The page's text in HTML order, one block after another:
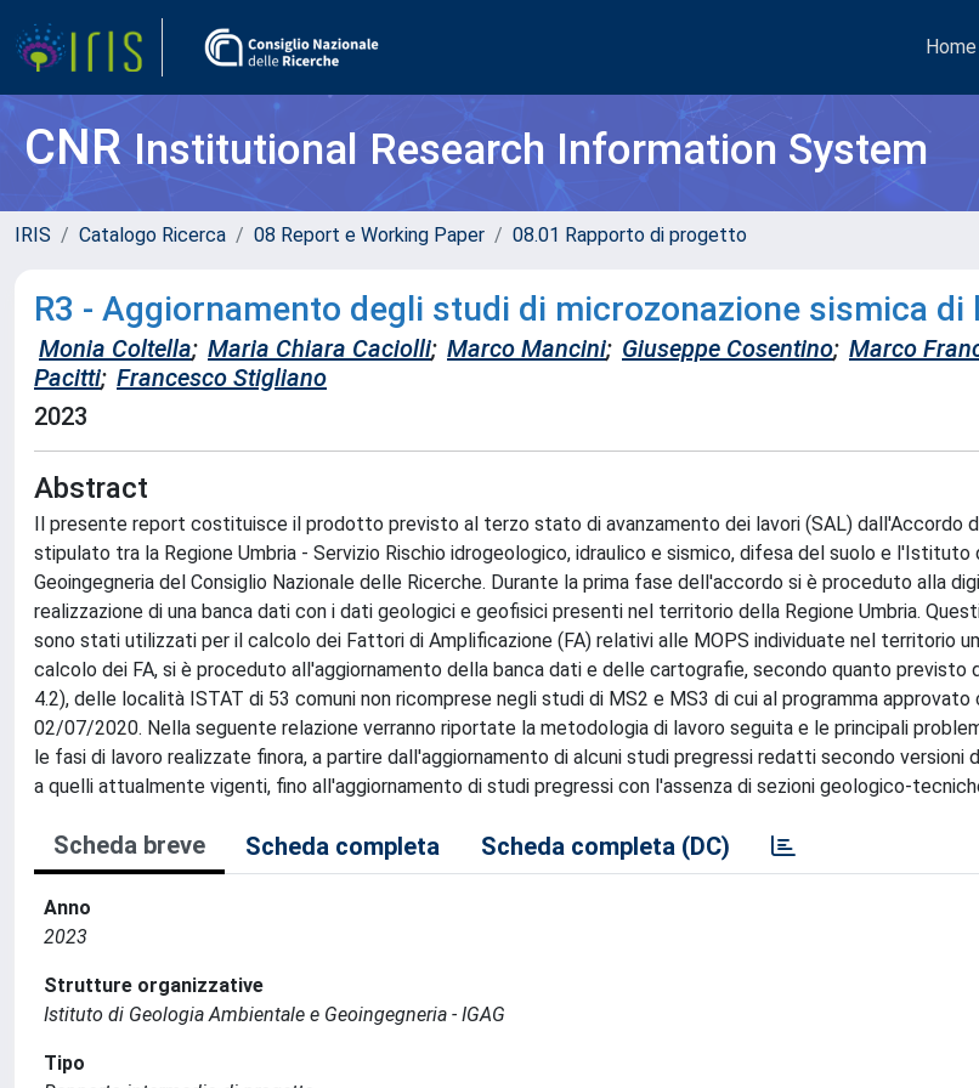
Home
CNRInstitutional Research Information System
IRIS Catalogo Ricerca 08 Report e Working Paper 08.01 Rapporto di progetto
R3 - Aggiornamento degli studi di microzonazione sismica di
Monia Coltella; Maria Chiara Caciolli; Marco Mancini; Giuseppe Cosentino; Marco
Pacitti; Francesco Stigliano
2023
Abstract
Il presente report costituisce il prodotto previsto al terzo stato di avanzamento dei lavori (SAL) dall'Accordo
stipulato tra la Regione Umbria - Servizio Rischio idrogeologico, idraulico e sismico, difesa del suolo e l'Istituto
Geoingegneria del Consiglio Nazionale delle Ricerche. Durante la prima fase dell'accordo si è proceduto alla
realizzazione di una banca dati con i dati geologici e geofisici presenti nel territorio della Regione Umbria.
sono stati utilizzati per il calcolo dei Fattori di Amplificazione (FA) relativi alle MOPS individuate nel territorio
calcolo dei FA, si è proceduto all'aggiornamento della banca dati e delle cartografie, secondo quanto previsto
4.2), delle località ISTAT di 53 comuni non ricomprese negli studi di MS2 e MS3 di cui al programma approvato
02/07/2020. Nella seguente relazione verranno riportate la metodologia di lavoro seguita e le principali
le fasi di lavoro realizzate finora, a partire dall'aggiornamento di alcuni studi pregressi redatti secondo versioni
a quelli attualmente vigenti, fino all'aggiornamento di studi pregressi con l'assenza di sezioni geologico-
Scheda breve Scheda completa Scheda completa (DC)
Anno
2023
Strutture organizzative
Istituto di Geologia Ambientale e Geoingegneria - IGAG
Tipo